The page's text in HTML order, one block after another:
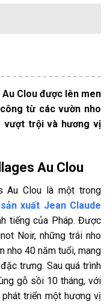
Clou được lên men
từ các vườn nho
vượt trội và hương vị
Au Clou
Au Clou là một trong
xuất Jean Claude
tiếng của Pháp. Được
Noir, những trái nho
nho 40 năm tuổi, mang
trưng. Sau quá trình
gỗ sồi 10 tháng, với
triển một hương vị